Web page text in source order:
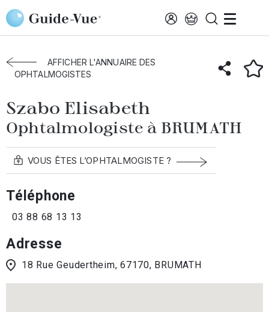
Aller au contenu principal
Accueil Annuaire des ophtalmologistes
Brumath
Szabo Elisabeth
AFFICHER L'ANNUAIRE DES
OPHTALMOGISTES
Szabo Elisabeth
Ophtalmologiste à BRUMATH
VOUS ÊTES L’OPHTALMOGISTE ?
Téléphone
03 88 68 13 13
Adresse
18 Rue Geudertheim, 67170, BRUMATH